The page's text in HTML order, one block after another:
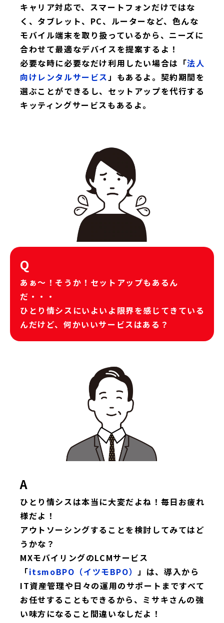
キャリア対応で、スマートフォンだけではな
く、タブレット、PC、ルーターなど、色んな
モバイル端末を取り扱っているから、ニーズに
合わせて最適なデバイスを提案するよ！
必要な時に必要なだけ利用したい場合は「法人
向けレンタルサービス」もあるよ。契約期間を
選ぶことができるし、セットアップを代行する
キッティングサービスもあるよ。
Q
あぁ～！そうか！セットアップもあるん
だ・・・
ひとり情シスにいよいよ限界を感じてきている
んだけど、何かいいサービスはある？
A
ひとり情シスは本当に大変だよね！毎日お疲れ
様だよ！
アウトソーシングすることを検討してみてはど
うかな？
MXモバイリングのLCMサービス
「itsmoBPO（イツモBPO）
」は、導入から
IT資産管理や日々の運用のサポートまですべて
お任せすることもできるから、ミサキさんの強
い味方になること間違いなしだよ！